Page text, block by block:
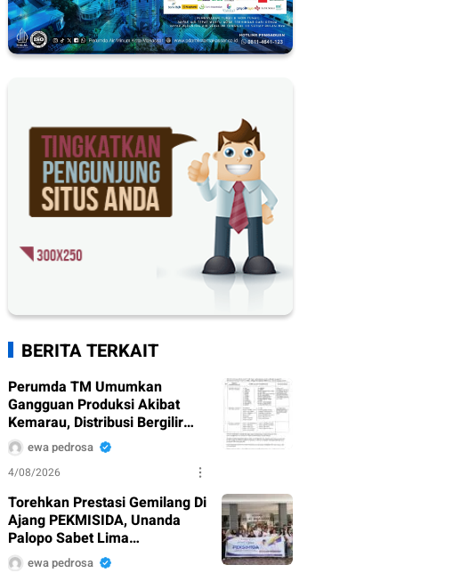
BERITA TERKAIT
Perumda TM Umumkan
Gangguan Produksi Akibat
Kemarau, Distribusi Bergilir
Diterapkan
ewa pedrosa
4/08/2026
Torehkan Prestasi Gemilang Di
Ajang PEKMISIDA, Unanda
Palopo Sabet Lima
Penghargaan
ewa pedrosa